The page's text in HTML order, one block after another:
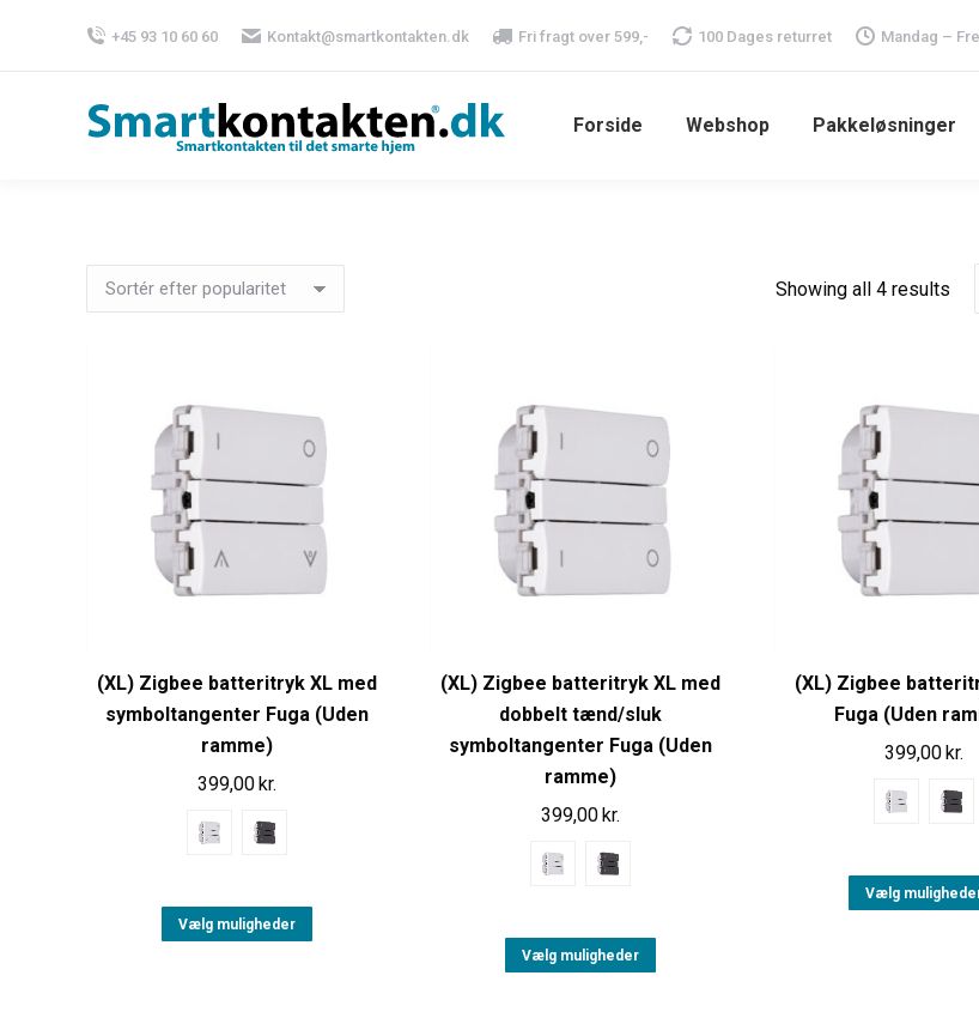
+45 93 10 60 60 Kontakt@smartkontakten.dk Fri fragt over 599,- 100 Dages returret Mandag –
Forside Webshop Pakkeløsninger
Showing all 4 results
(XL) Zigbee batteritryk XL med
symboltangenter Fuga (Uden
ramme)
399,00kr.
Vælg muligheder
(XL) Zigbee batteritryk XL med
dobbelt tænd/sluk
symboltangenter Fuga (Uden
ramme)
399,00kr.
Vælg muligheder
(XL) Zigbee
Fuga (Uden
399,00kr.
Vælg